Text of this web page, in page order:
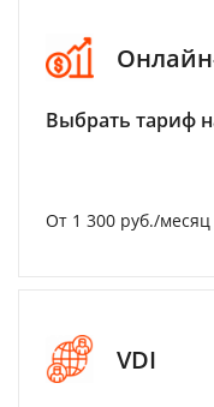
Выбрать тариф
От 1 300 руб./месяц
VDI